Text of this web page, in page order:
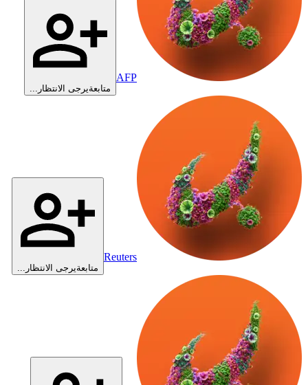
AFP
متابعةيرجى الانتظار...
Reuters
متابعةيرجى الانتظار...